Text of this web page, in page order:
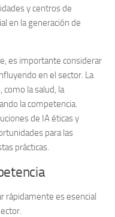
y centros de
en la generación de
es importante considerar
en el sector. La
como la salud, la
la competencia.
de IA éticas y
para las
prácticas.
rápidamente es esencial